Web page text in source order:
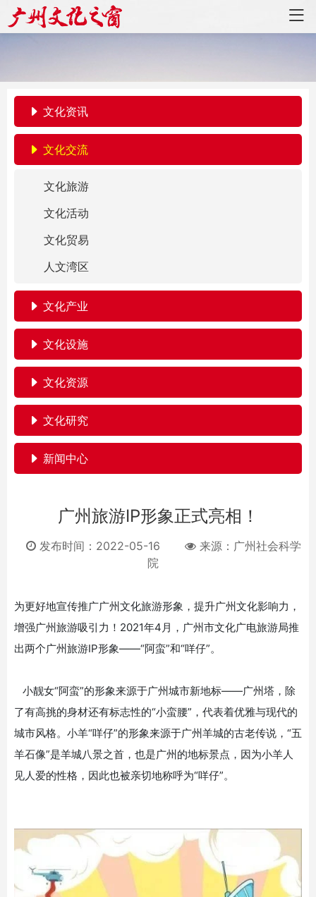
文化资讯
文化交流
文化旅游
文化活动
文化贸易
人文湾区
文化产业
文化设施
文化资源
文化研究
新闻中心
广州旅游IP形象正式亮相！
发布时间：2022-05-16 来源： 广州社会科学
院
为更好地宣传推广广州文化旅游形象，提升广州文化影响力，
增强广州旅游吸引力！2021年4月，广州市文化广电旅游局推
出两个广州旅游IP形象——“阿蛮”和“咩仔”。
小靓女“阿蛮”的形象来源于广州城市新地标——广州塔，除
了有高挑的身材还有标志性的“小蛮腰”，代表着优雅与现代的
城市风格。小羊“咩仔”的形象来源于广州羊城的古老传说，“五
羊石像”是羊城八景之首，也是广州的地标景点，因为小羊人
见人爱的性格，因此也被亲切地称呼为“咩仔”。